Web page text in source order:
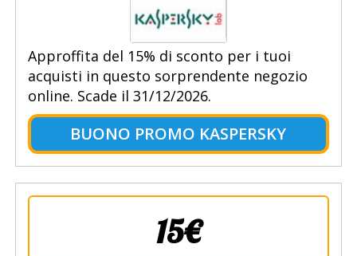
Approffita del 15% di sconto per i tuoi
acquisti in questo sorprendente negozio
online. Scade il 31/12/2026.
BUONO PROMO KASPERSKY
15€